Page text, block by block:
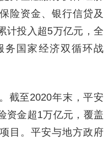
险资金、银行信贷及
计投入超5万亿元，全
务国家经济双循环战
至2020年末，平安
资金超1万亿元，覆盖
目。平安与地方政府